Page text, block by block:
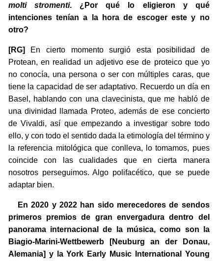
molti stromenti. ¿Por qué lo eligieron y qué
intenciones tenían a la hora de escoger este y no
otro?
[RG]
En cierto momento surgió esta posibilidad de
Protean, en realidad un adjetivo ese de proteico que yo
no conocía, una persona o ser con múltiples caras, que
tiene la capacidad de ser adaptativo. Recuerdo un día en
Basel, hablando con una clavecinista, que me habló de
una divinidad llamada Proteo, además de ese concierto
de Vivaldi, así que empezando a investigar sobre todo
ello, y con todo el sentido dada la etimología del término y
la referencia mitológica que conlleva, lo tomamos, pues
coincide con las cualidades que en cierta manera
nosotros perseguimos. Algo polifacético, que se puede
adaptar bien.
En 2020 y 2022 han sido merecedores de sendos
primeros premios de gran envergadura dentro del
panorama internacional de la música, como son la
Biagio-Marini-Wettbewerb [Neuburg an der Donau,
Alemania] y la York Early Music International Young